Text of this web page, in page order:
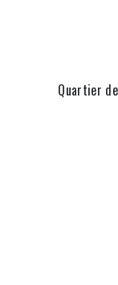
Quartier